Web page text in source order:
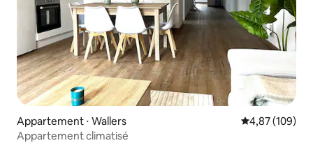
Appartement ⋅ Wallers Évaluation
4,87 (109)
Appartement climatisé